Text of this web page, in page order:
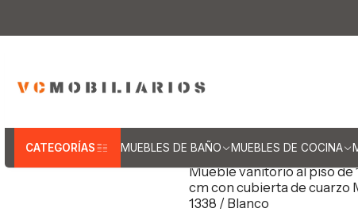
CATEGORÍAS MUEBLES DE BAÑO MUEBLES DE COCINA
Muebles
Muebles
M2-1338|vcmobiliarios
Mueble vanitorio al piso de
cm con cubierta de cuarzo
1338 / Blanco